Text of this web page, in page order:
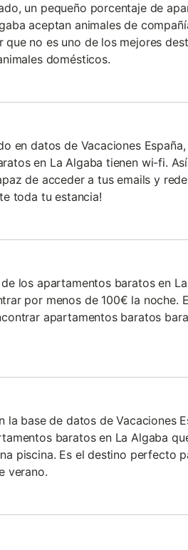
un pequeño porcentaje de
aceptan animales de
que no es uno de los mejores
domésticos.
en datos de Vacaciones
en La Algaba tienen wi-fi.
de acceder a tus emails y
toda tu estancia!
los apartamentos baratos en
por menos de 100€ la noche.
apartamentos baratos
la base de datos de Vacaciones
baratos en La Algaba
piscina. Es el destino perfecto
verano.